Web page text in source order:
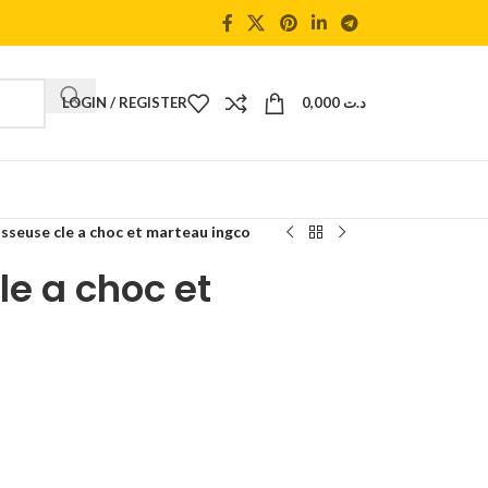
LOGIN / REGISTER د.ت
cle a choc et marteau ingco
a choc et